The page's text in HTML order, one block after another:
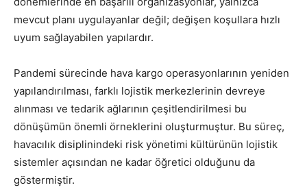
mevcut planı uygulayanlar değil; değişen koşullara hızlı
uyum sağlayabilen yapılardır.
Pandemi sürecinde hava kargo operasyonlarının yeniden
yapılandırılması, farklı lojistik merkezlerinin devreye
alınması ve tedarik ağlarının çeşitlendirilmesi bu
dönüşümün önemli örneklerini oluşturmuştur. Bu süreç,
havacılık disiplinindeki risk yönetimi kültürünün lojistik
sistemler açısından ne kadar öğretici olduğunu da
göstermiştir.